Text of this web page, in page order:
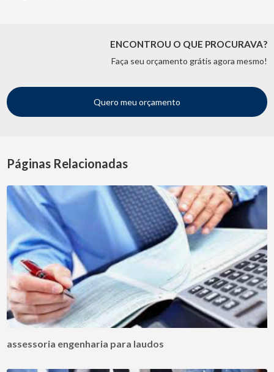
ENCONTROU O QUE PROCURAVA?
Faça seu orçamento grátis agora mesmo!
Quero meu orçamento
Páginas Relacionadas
assessoria engenharia para laudos